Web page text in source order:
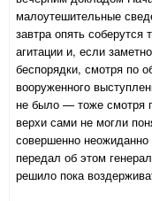
малоутешительные
завтра опять
агитации и, если
беспорядки, смотря по
вооруженного
не было — тоже смотря
верхи сами не могли
совершенно неожиданно
передал об этом
решило пока